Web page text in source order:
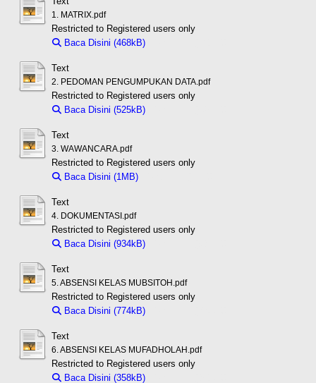
1. MATRIX.pdf
Restricted to Registered users only
Baca Disini (468kB)
Text
2. PEDOMAN PENGUMPUKAN DATA.pdf
Restricted to Registered users only
Baca Disini (525kB)
Text
3. WAWANCARA.pdf
Restricted to Registered users only
Baca Disini (1MB)
Text
4. DOKUMENTASI.pdf
Restricted to Registered users only
Baca Disini (934kB)
Text
5. ABSENSI KELAS MUBSITOH.pdf
Restricted to Registered users only
Baca Disini (774kB)
Text
6. ABSENSI KELAS MUFADHOLAH.pdf
Restricted to Registered users only
Baca Disini (358kB)